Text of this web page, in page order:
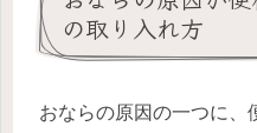
の取り入れ方
おならの原因の一つに、